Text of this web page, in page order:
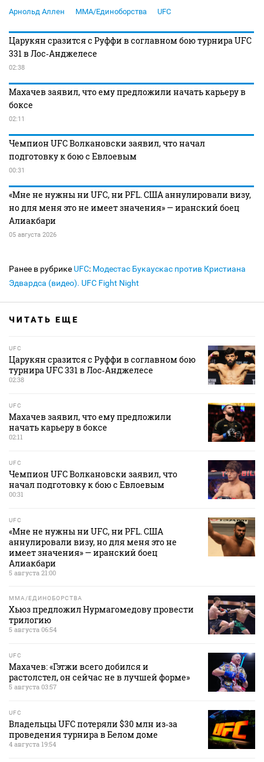
Арнольд Аллен MMA/Единоборства UFC
Царукян сразится с Руффи в соглавном бою турнира UFC
331 в Лос‑Анджелесе
02:38
Махачев заявил, что ему предложили начать карьеру в
боксе
02:11
Чемпион UFC Волкановски заявил, что начал
подготовку к бою с Евлоевым
00:31
«Мне не нужны ни UFC, ни PFL. США аннулировали визу,
но для меня это не имеет значения» — иранский боец
Алиакбари
05 августа 2026
Ранее в рубрике UFC: Модестас Букаускас против Кристиана
Эдвардса (видео). UFC Fight Night
ЧИТАТЬ ЕЩЕ
UFC
Царукян сразится с Руффи в соглавном бою
турнира UFC 331 в Лос‑Анджелесе
02:38
UFC
Махачев заявил, что ему предложили
начать карьеру в боксе
02:11
UFC
Чемпион UFC Волкановски заявил, что
начал подготовку к бою с Евлоевым
00:31
UFC
«Мне не нужны ни UFC, ни PFL. США
аннулировали визу, но для меня это не
имеет значения» — иранский боец
Алиакбари
5 августа 21:00
MMA/ЕДИНОБОРСТВА
Хьюз предложил Нурмагомедову провести
трилогию
5 августа 06:54
UFC
Махачев: «Гэтжи всего добился и
растолстел, он сейчас не в лучшей форме»
5 августа 03:57
UFC
Владельцы UFC потеряли $30 млн из‑за
проведения турнира в Белом доме
4 августа 19:54